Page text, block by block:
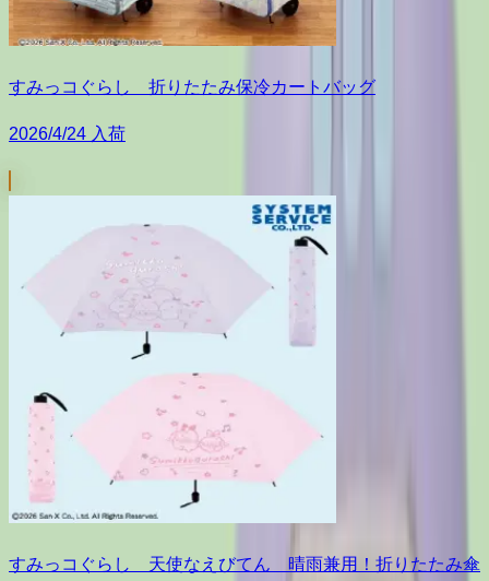
すみっコぐらし 折りたたみ保冷カートバッグ
2026/4/24 入荷
すみっコぐらし 天使なえびてん 晴雨兼用！折りたたみ傘